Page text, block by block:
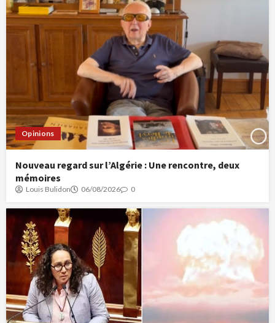
Opinions
Nouveau regard sur l’Algérie : Une rencontre, deux
mémoires
Louis Bulidon 06/08/2026 0